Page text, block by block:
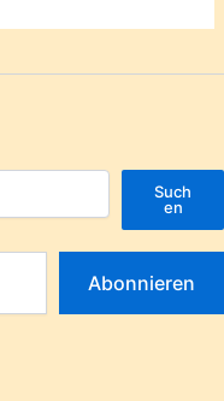
Such
en
Abonnieren